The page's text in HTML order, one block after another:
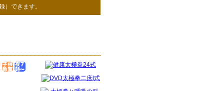
）できます。